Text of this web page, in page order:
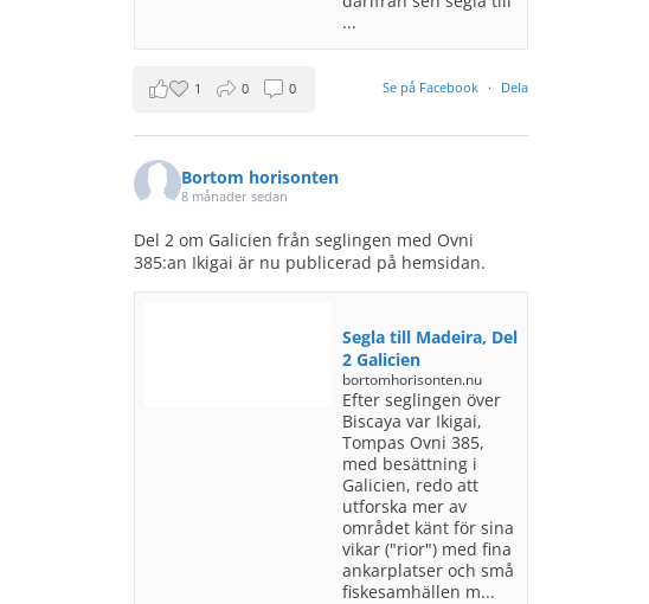
...
Se på Facebook · Dela
1 0 0
Bortom horisonten
8 månader sedan
Del 2 om Galicien från seglingen med Ovni
385:an Ikigai är nu publicerad på hemsidan.
Segla till Madeira, Del
2 Galicien
bortomhorisonten.nu
Efter seglingen över
Biscaya var Ikigai,
Tompas Ovni 385,
med besättning i
Galicien, redo att
utforska mer av
området känt för sina
vikar ("rior") med fina
ankarplatser och små
fiskesamhällen m...